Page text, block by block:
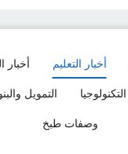
أخبار التعليم أخبار
التكنولوجيا التمويل
وصفات طبخ